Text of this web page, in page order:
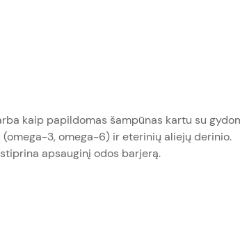
kaip papildomas šampūnas kartu su
3, omega-6) ir eterinių aliejų derinio.
apsauginį odos barjerą.